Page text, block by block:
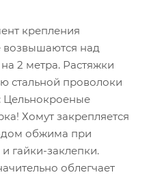
крепления
возвышаются над
2 метра. Растяжки
стальной проволоки
Цельнокроеные
Хомут закрепляется
обжима при
гайки-заклепки.
облегчает